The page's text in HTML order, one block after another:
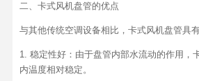
二、卡式风机盘管的优点
与其他传统空调设备相比，卡式风机盘管具
1. 稳定性好：由于盘管内部水流动的作用，
内温度相对稳定。